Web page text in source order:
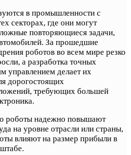
в промышленности с
секторах, где они могут
повторяющиеся задачи,
За прошедшие
роботов во всем мире резко
а разработка точных
управлением делает их
дорогостоящих
требующих большей
роботы надежно повышают
на уровне отрасли или страны,
влияют на размер прибыли в